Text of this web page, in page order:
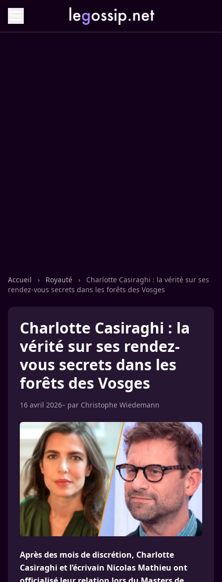
Accueil › Royauté ›
Charlotte Casiraghi : la vérité sur ses
rendez-vous secrets dans les forêts des Vosges
Charlotte Casiraghi : la
vérité sur ses rendez-
vous secrets dans les
forêts des Vosges
16 avril 2026– par Christophe Wiedemann
Après des mois de discrétion, Charlotte
Casiraghi et l’écrivain Nicolas Mathieu ont